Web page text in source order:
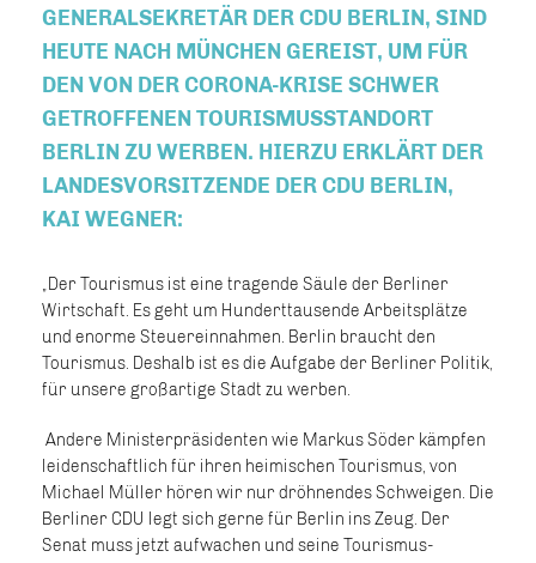
GENERALSEKRETÄR DER CDU BERLIN, SIND
HEUTE NACH MÜNCHEN GEREIST, UM FÜR
DEN VON DER CORONA-KRISE SCHWER
GETROFFENEN TOURISMUSSTANDORT
BERLIN ZU WERBEN. HIERZU ERKLÄRT DER
LANDESVORSITZENDE DER CDU BERLIN,
KAI WEGNER:
Der Tourismus ist eine tragende Säule der Berliner
Wirtschaft. Es geht um Hunderttausende Arbeitsplätze
und enorme Steuereinnahmen. Berlin braucht den
Tourismus. Deshalb ist es die Aufgabe der Berliner Politik,
für unsere großartige Stadt zu werben.
Andere Ministerpräsidenten wie Markus Söder kämpfen
leidenschaftlich für ihren heimischen Tourismus, von
Michael Müller hören wir nur dröhnendes Schweigen. Die
Berliner CDU legt sich gerne für Berlin ins Zeug. Der
Senat muss jetzt aufwachen und seine Tourismus-